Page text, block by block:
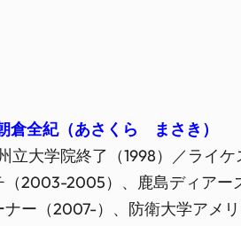
倉全紀（あさくら まさき）
立大学院終了（1998）／ライ
（2003-2005）、鹿島ディア
ー（2007-）、防衛大学アメ